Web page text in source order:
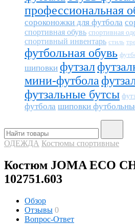
профессиональная
сороконожки для футбола
спортивная обувь спортивная
спортивный инвентарь стиль
футбольная обувь
шиповки футзал
мини-футбола
футзальные бутсы
футбола шиповки
ОДЕЖДА Костюмы спортивные
Костюм JOMA ECO
102751.603
Обзор
Отзывы 0
Вопрос-Ответ